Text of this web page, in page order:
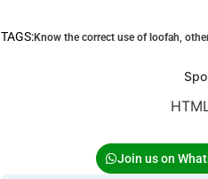
TAGS:Know the correct use of loofah,
Join us on